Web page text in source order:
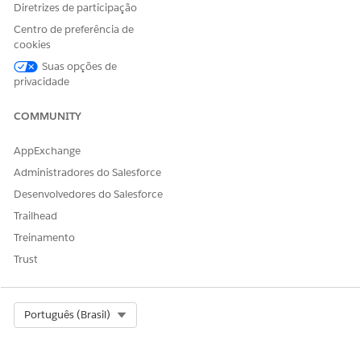
Saiba mais sobre os requisitos do dispositivo e as etapas
de acesso para configurar a página inicial móvel
personalizável (beta).
Usar página inicial móvel personalizável
Aprenda a usar os recursos na página inicial.
ESTE ARTIGO RESOLVEU SEU PROBLEMA?
Diretrizes de participação
Centro de preferência de
cookies
Suas opções de
privacidade
COMMUNITY
AppExchange
Administradores do Salesforce
Desenvolvedores do Salesforce
Trailhead
Treinamento
Trust
Português (Brasil)